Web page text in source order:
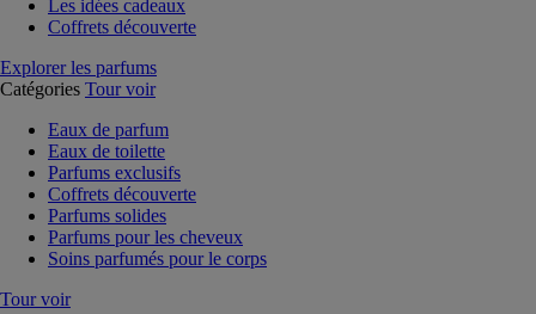
Les idées cadeaux
Coffrets découverte
Explorer les parfums
Catégories Tour voir
Eaux de parfum
Eaux de toilette
Parfums exclusifs
Coffrets découverte
Parfums solides
Parfums pour les cheveux
Soins parfumés pour le corps
Tour voir